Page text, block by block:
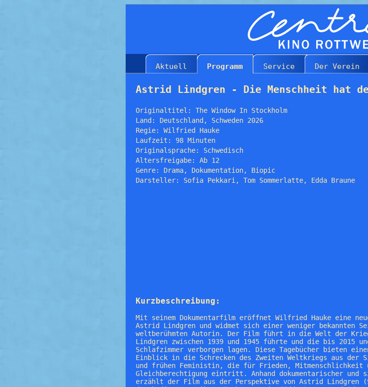
Aktuell Programm Service Der Verein
Astrid Lindgren - Die Menschheit hat
Originaltitel: The Window In Stockholm
Land: Deutschland, Schweden 2026
Regie: Wilfried Hauke
Laufzeit: 98 Minuten
Originalsprache: Schwedisch
Altersfreigabe: Ab 12
Genre: Drama, Dokumentation, Biopic
Darsteller: Sofia Pekkari, Tom Sommerlatte, Edda Braune
Kurzbeschreibung:
Mit seinem Dokumentarfilm eröffnet Wilfried Hauke eine
Astrid Lindgren und widmet sich einer weniger bekannten
weltberühmten Autorin. Der Film führt in die Welt der
Lindgren zwischen 1939 und 1945 führte und die bis 2015
Schlafzimmer verborgen lagen. Diese Tagebücher bieten
Einblick in die Schrecken des Zweiten Weltkriegs aus der
und frühen Feministin, die für Frieden, Mitmenschlichkeit
Gleichberechtigung eintritt. Anhand dokumentarischer und
erzählt der Film aus der Perspektive von Astrid Lindgren